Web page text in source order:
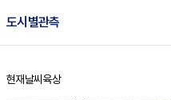
도시별관측
홈
현재날씨 육상